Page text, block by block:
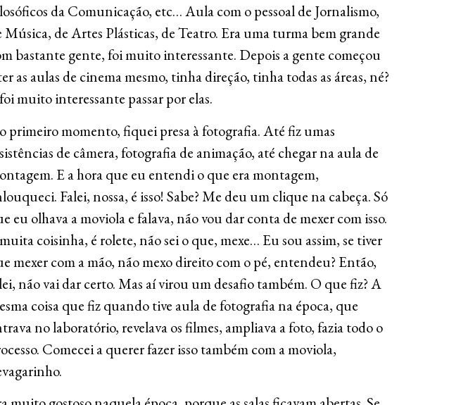
da Comunicação, etc… Aula com o pessoal de Jornalismo,
Música, de Artes Plásticas, de Teatro. Era uma turma bem grande
bastante gente, foi muito interessante. Depois a gente começou
as aulas de cinema mesmo, tinha direção, tinha todas as áreas, né?
muito interessante passar por elas.
primeiro momento, fiquei presa à fotografia. Até fiz umas
de câmera, fotografia de animação, até chegar na aula de
E a hora que eu entendi o que era montagem,
Falei, nossa, é isso! Sabe? Me deu um clique na cabeça. Só
eu olhava a moviola e falava, não vou dar conta de mexer com isso.
coisinha, é rolete, não sei o que, mexe… Eu sou assim, se tiver
mexer com a mão, não mexo direito com o pé, entendeu? Então,
não vai dar certo. Mas aí virou um desafio também. O que fiz? A
coisa que fiz quando tive aula de fotografia na época, que
no laboratório, revelava os filmes, ampliava a foto, fazia todo o
Comecei a querer fazer isso também com a moviola,